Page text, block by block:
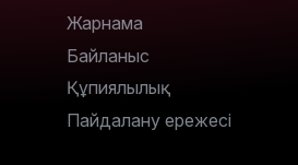
Жарнама
Байланыс
Құпиялылық
Пайдалану ережесі